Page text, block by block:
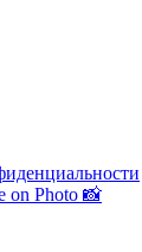
on Photo 📸